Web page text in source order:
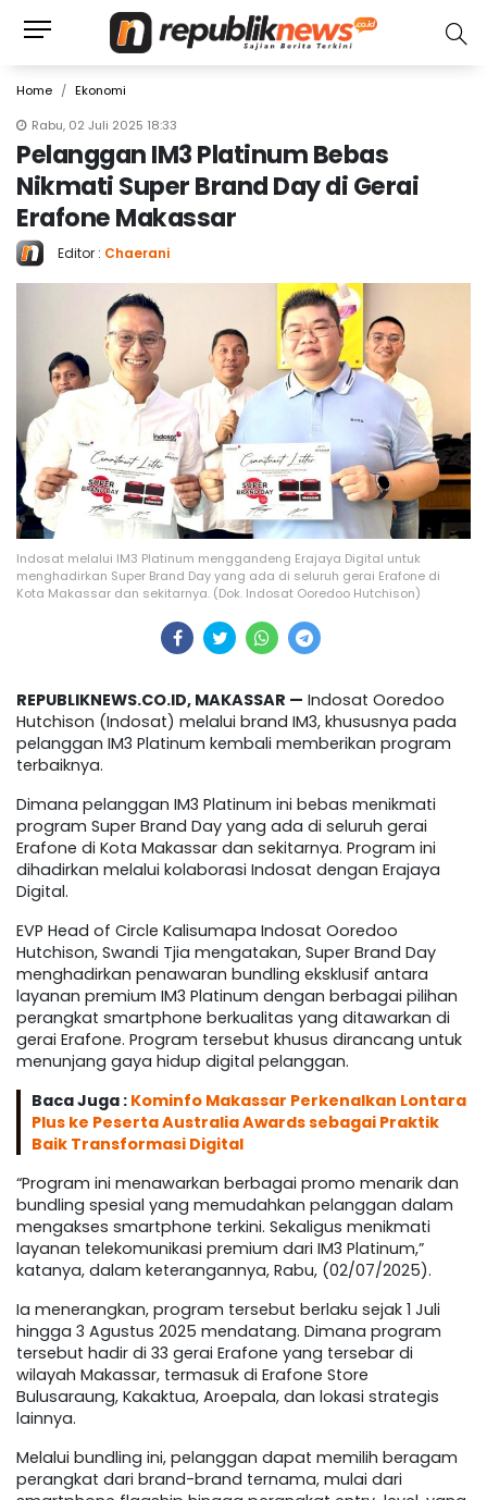
Home
Ekonomi
Rabu, 02 Juli 2025 18:33
Pelanggan IM3 Platinum Bebas
Nikmati Super Brand Day di Gerai
Erafone Makassar
Editor : Chaerani
Indosat melalui IM3 Platinum menggandeng Erajaya Digital untuk
menghadirkan Super Brand Day yang ada di seluruh gerai Erafone di
Kota Makassar dan sekitarnya. (Dok. Indosat Ooredoo Hutchison)
REPUBLIKNEWS.CO.ID, MAKASSAR — Indosat Ooredoo
Hutchison (Indosat) melalui brand IM3, khususnya pada
pelanggan IM3 Platinum kembali memberikan program
terbaiknya.
Dimana pelanggan IM3 Platinum ini bebas menikmati
program Super Brand Day yang ada di seluruh gerai
Erafone di Kota Makassar dan sekitarnya. Program ini
dihadirkan melalui kolaborasi Indosat dengan Erajaya
Digital.
EVP Head of Circle Kalisumapa Indosat Ooredoo
Hutchison, Swandi Tjia mengatakan, Super Brand Day
menghadirkan penawaran bundling eksklusif antara
layanan premium IM3 Platinum dengan berbagai pilihan
perangkat smartphone berkualitas yang ditawarkan di
gerai Erafone. Program tersebut khusus dirancang untuk
menunjang gaya hidup digital pelanggan.
Baca Juga : Kominfo Makassar Perkenalkan Lontara
Plus ke Peserta Australia Awards sebagai Praktik
Baik Transformasi Digital
“Program ini menawarkan berbagai promo menarik dan
bundling spesial yang memudahkan pelanggan dalam
mengakses smartphone terkini. Sekaligus menikmati
layanan telekomunikasi premium dari IM3 Platinum,”
katanya, dalam keterangannya, Rabu, (02/07/2025).
Ia menerangkan, program tersebut berlaku sejak 1 Juli
hingga 3 Agustus 2025 mendatang. Dimana program
tersebut hadir di 33 gerai Erafone yang tersebar di
wilayah Makassar, termasuk di Erafone Store
Bulusaraung, Kakaktua, Aroepala, dan lokasi strategis
lainnya.
Melalui bundling ini, pelanggan dapat memilih beragam
perangkat dari brand-brand ternama, mulai dari